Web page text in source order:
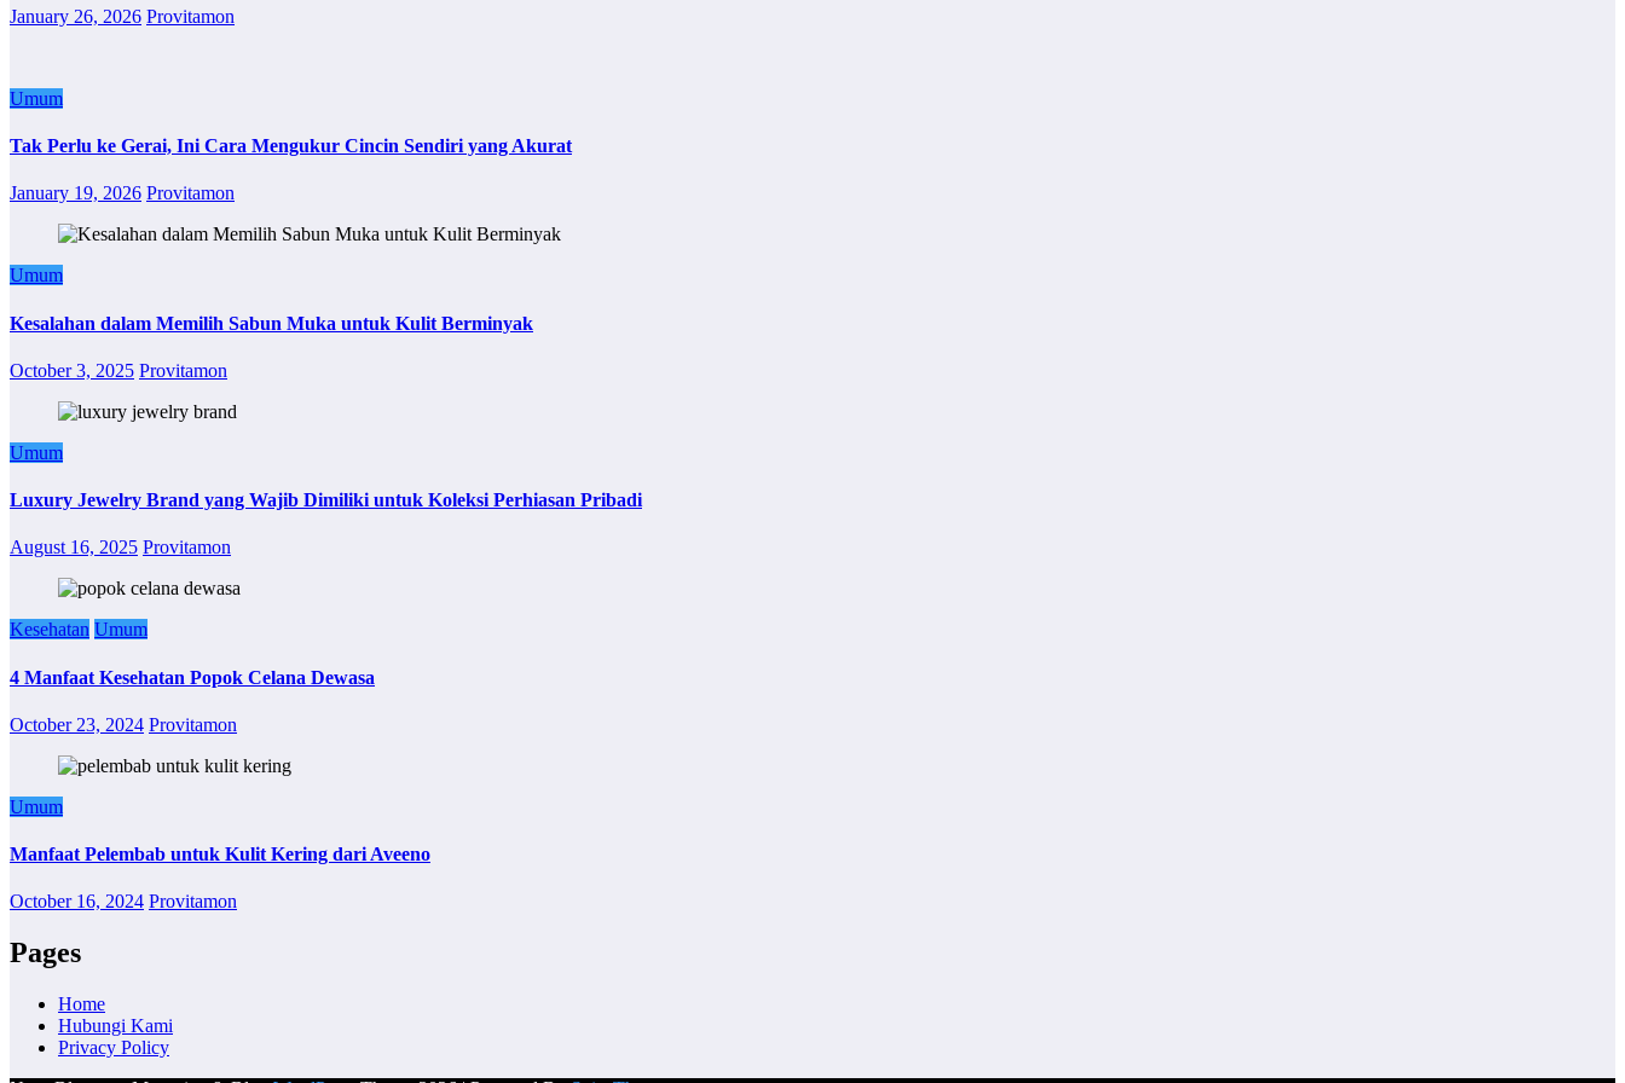
January 26, 2026 Provitamon
Umum
Tak Perlu ke Gerai, Ini Cara Mengukur Cincin Sendiri yang Akurat
January 19, 2026 Provitamon
Umum
Kesalahan dalam Memilih Sabun Muka untuk Kulit Berminyak
October 3, 2025 Provitamon
Umum
Luxury Jewelry Brand yang Wajib Dimiliki untuk Koleksi Perhiasan Pribadi
August 16, 2025 Provitamon
Kesehatan Umum
4 Manfaat Kesehatan Popok Celana Dewasa
October 23, 2024 Provitamon
Umum
Manfaat Pelembab untuk Kulit Kering dari Aveeno
October 16, 2024 Provitamon
Pages
Home
Hubungi Kami
Privacy Policy